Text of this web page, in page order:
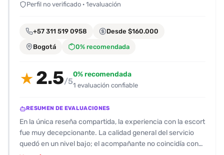
para
fácilmente.
Perfil no verificado · 1evaluación
+57 311 519 0958 Desde $160.000
Bogotá 0% recomendada
★ 2.5/5
0% recomendada
1 evaluación confiable
RESUMEN DE EVALUACIONES
En la única reseña compartida, la experiencia con la escort
fue muy decepcionante. La calidad general del servicio
quedó en un nivel bajo; el acompañante no coincidía con